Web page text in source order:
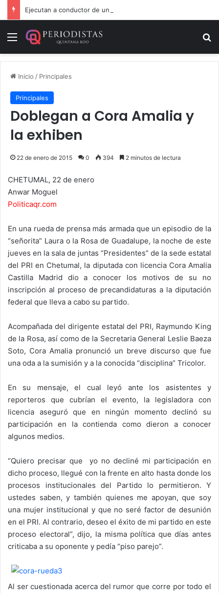
Ejecutan a conductor de un lujoso auto en Tulum
Menú
Inicio / Principales
Principales
Doblegan a Cora Amalia y
la exhiben
22 de enero de 2015 0 394 2 minutos de lectura
CHETUMAL, 22 de enero
Anwar Moguel
Politicaqr.com
En una rueda de prensa más armada que un episodio de la
“señorita” Laura o la Rosa de Guadalupe, la noche de este
jueves en la sala de juntas “Presidentes” de la sede estatal
del PRI en Chetumal, la diputada con licencia Cora Amalia
Castilla Madrid dio a conocer los motivos de su no
inscripción al proceso de precandidaturas a la diputación
federal que lleva a cabo su partido.
Acompañada del dirigente estatal del PRI, Raymundo King
de la Rosa, así como de la Secretaria General Leslie Baeza
Soto, Cora Amalia pronunció un breve discurso que fue
una oda a la sumisión y a la conocida “disciplina” Tricolor.
En su mensaje, el cual leyó ante los asistentes y
reporteros que cubrían el evento, la legisladora con
licencia aseguró que en ningún momento declinó su
participación en la contienda como dieron a conocer
algunos medios.
“Quiero precisar que yo no decliné mi participación en
dicho proceso, llegué con la frente en alto hasta donde los
procesos institucionales del Partido lo permitieron. Y
ustedes saben, y también quienes me apoyan, que soy
una mujer institucional y que no seré factor de desunión
en el PRI. Al contrario, deseo el éxito de mi partido en este
proceso electoral”, dijo, la misma política que días antes
criticaba a su oponente y pedía “piso parejo”.
Al ser cuestionada acerca del rumor que corre por todo el